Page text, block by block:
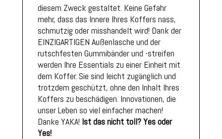
diesem Zweck gestaltet. Keine Gefahr
mehr, dass das Innere Ihres Koffers nass,
schmutzig oder misshandelt wird! Dank der
EINZIGARTIGEN Außenlasche und der
rutschfesten Gummibänder und -streifen
werden Ihre Essentials zu einer Einheit mit
dem Koffer. Sie sind leicht zugänglich und
trotzdem geschützt, ohne den Inhalt Ihres
Koffers zu beschädigen. Innovationen, die
unser Leben so viel einfacher machen!
Danke YAKA! Ist das nicht toll? Yes oder
Yes!